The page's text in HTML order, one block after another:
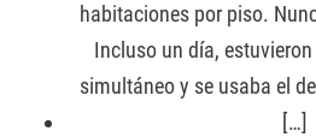
habitaciones por piso.
Incluso un día,
simultáneo y se usaba el
[…]